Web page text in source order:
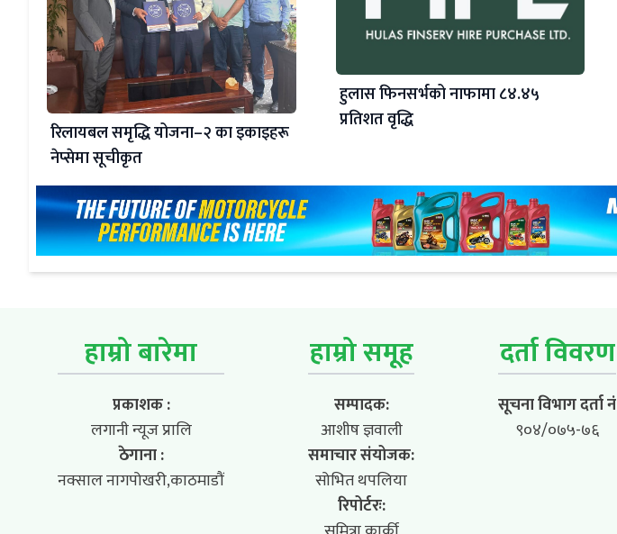
रिलायबल समृद्धि योजना–२ का इकाइहरू
नेप्सेमा सूचीकृत
हुलास फिनसर्भको नाफामा ८४.४५
प्रतिशत वृद्धि
हाम्रो बारेमा
प्रकाशक :
लगानी न्यूज प्रालि
ठेगाना :
नक्साल नागपोखरी,काठमाडौं
हाम्रो समूह
सम्पादक:
आशीष ज्ञवाली
समाचार संयोजक:
सोभित थपलिया
रिपोर्टरः:
दर्ता विवरण
सूचना विभाग दर्ता नं
९०४/०७५-७६